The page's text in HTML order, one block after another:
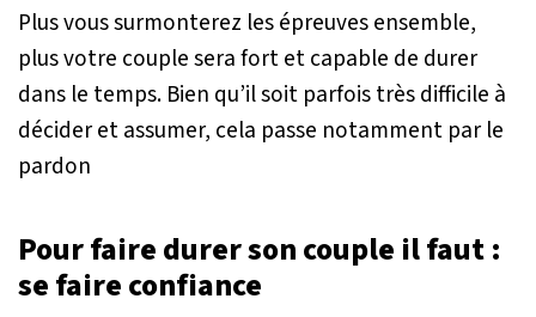
Plus vous surmonterez les épreuves ensemble,
plus votre couple sera fort et capable de durer
dans le temps. Bien qu’il soit parfois très difficile à
décider et assumer, cela passe notamment par le
pardon
Pour faire durer son couple il faut :
se faire confiance